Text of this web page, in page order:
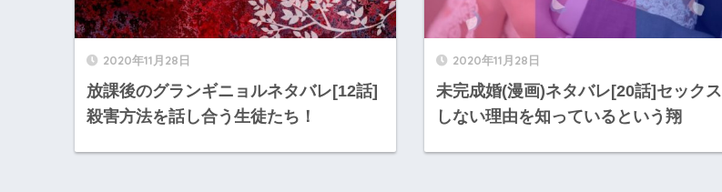
2020年11月28日
放課後のグランギニョルネタバレ[12話]
殺害方法を話し合う生徒たち！
2020年11月28日
未完成婚(漫画)ネタバレ[20話]セックス
しない理由を知っているという翔